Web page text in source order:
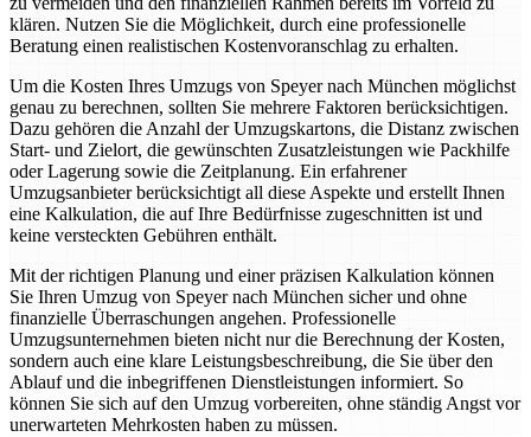
klären. Nutzen Sie die Möglichkeit, durch eine professionelle
Beratung einen realistischen Kostenvoranschlag zu erhalten.
Um die Kosten Ihres Umzugs von Speyer nach München möglichst
genau zu berechnen, sollten Sie mehrere Faktoren berücksichtigen.
Dazu gehören die Anzahl der Umzugskartons, die Distanz zwischen
Start- und Zielort, die gewünschten Zusatzleistungen wie Packhilfe
oder Lagerung sowie die Zeitplanung. Ein erfahrener
Umzugsanbieter berücksichtigt all diese Aspekte und erstellt Ihnen
eine Kalkulation, die auf Ihre Bedürfnisse zugeschnitten ist und
keine versteckten Gebühren enthält.
Mit der richtigen Planung und einer präzisen Kalkulation können
Sie Ihren Umzug von Speyer nach München sicher und ohne
finanzielle Überraschungen angehen. Professionelle
Umzugsunternehmen bieten nicht nur die Berechnung der Kosten,
sondern auch eine klare Leistungsbeschreibung, die Sie über den
Ablauf und die inbegriffenen Dienstleistungen informiert. So
können Sie sich auf den Umzug vorbereiten, ohne ständig Angst vor
unerwarteten Mehrkosten haben zu müssen.